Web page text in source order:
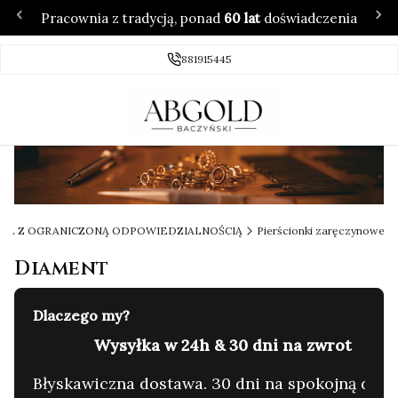
Pracownia z tradycją, ponad 60 latdoświadczenia
881915445
Z OGRANICZONĄ ODPOWIEDZIALNOŚCIĄ Pierścionki zaręczynowe
Diament
Dlaczego my?
60 lat tradycji & 4.7/5 ⭐ w Google
Rodzinna pracownia. Zaufanie setek klientów.